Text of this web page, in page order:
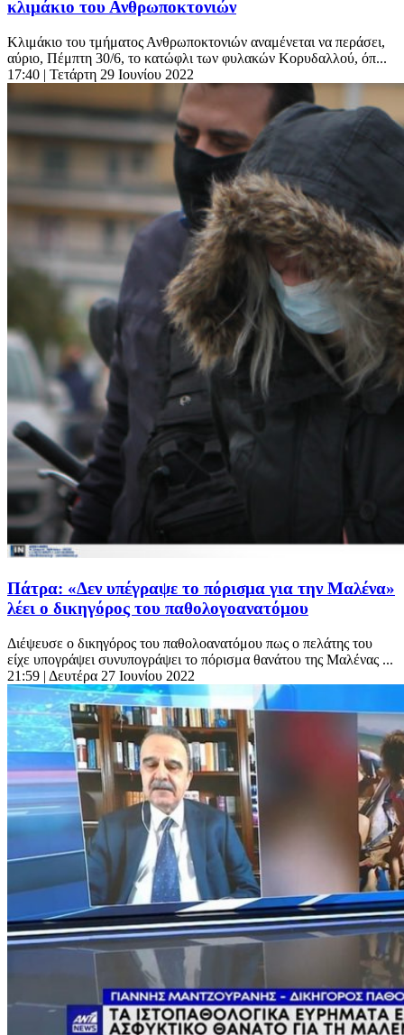
κλιμάκιο του Ανθρωποκτονιών
Κλιμάκιο του τμήματος Ανθρωποκτονιών αναμένεται να περάσει,
αύριο, Πέμπτη 30/6, το κατώφλι των φυλακών Κορυδαλλού, όπ...
17:40 | Τετάρτη 29 Ιουνίου 2022
Πάτρα: «Δεν υπέγραψε το πόρισμα για την Μαλένα»
λέει ο δικηγόρος του παθολογοανατόμου
Διέψευσε ο δικηγόρος του παθολοανατόμου πως ο πελάτης του
είχε υπογράψει συνυπογράψει το πόρισμα θανάτου της Μαλένας ...
21:59 | Δευτέρα 27 Ιουνίου 2022